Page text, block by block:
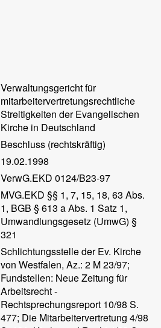
Verwaltungsgericht für
mitarbeitervertretungsrechtliche
Streitigkeiten der Evangelischen
Kirche in Deutschland
Beschluss (rechtskräftig)
19.02.1998
VerwG.EKD 0124/B23-97
MVG.EKD §§ 1, 7, 15, 18, 63 Abs.
1, BGB § 613 a Abs. 1 Satz 1,
Umwandlungsgesetz (UmwG) §
321
Schlichtungsstelle der Ev. Kirche
von Westfalen, Az.: 2 M 23/97;
Fundstellen: Neue Zeitung für
Arbeitsrecht -
Rechtsprechungsreport 10/98 S.
477; Die Mitarbeitervertretung 4/98